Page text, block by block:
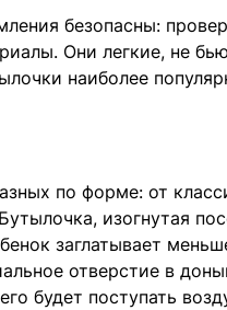
безопасны:
Они легкие, не
наиболее
по форме: от
изогнутая
заглатывает
отверстие в
будет поступать